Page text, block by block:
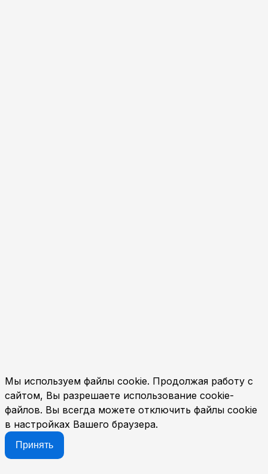
Мы используем файлы cookie. Продолжая работу с
сайтом, Вы разрешаете использование cookie-
файлов. Вы всегда можете отключить файлы cookie
в настройках Вашего браузера.
Принять